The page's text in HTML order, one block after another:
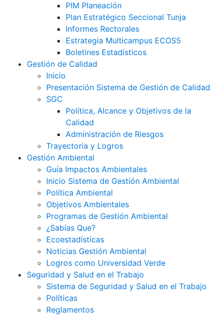
PIM Planeación
Plan Estratégico Seccional Tunja
Informes Rectorales
Estrategia Multicampus ECOS5
Boletines Estadísticos
Gestión de Calidad
Inicio
Presentación Sistema de Gestión de Calidad
SGC
Política, Alcance y Objetivos de la
Calidad
Administración de Riesgos
Trayectoria y Logros
Gestión Ambiental
Guía Impactos Ambientales
Inicio Sistema de Gestión Ambiental
Política Ambiental
Objetivos Ambientales
Programas de Gestión Ambiental
¿Sabías Que?
Ecoestadísticas
Noticias Gestión Ambiental
Logros como Universidad Verde
Seguridad y Salud en el Trabajo
Sistema de Seguridad y Salud en el Trabajo
Políticas
Reglamentos